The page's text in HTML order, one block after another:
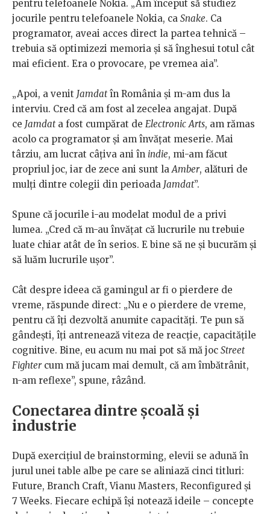
pentru telefoanele Nokia. „Am început să studiez
jocurile pentru telefoanele Nokia, ca Snake. Ca
programator, aveai acces direct la partea tehnică –
trebuia să optimizezi memoria și să înghesui totul cât
mai eficient. Era o provocare, pe vremea aia”.
„Apoi, a venit Jamdatîn România și m-am dus la
interviu. Cred că am fost al zecelea angajat. După
ce Jamdata fost cumpărat de Electronic Arts, am rămas
acolo ca programator și am învățat meserie. Mai
târziu, am lucrat câțiva ani în indie, mi-am făcut
propriul joc, iar de zece ani sunt laAmber, alături de
mulți dintre colegii din perioada Jamdat”.
Spune că jocurile i-au modelat modul de a privi
lumea. „Cred că m-au învățat că lucrurile nu trebuie
luate chiar atât de în serios. E bine să ne și bucurăm și
să luăm lucrurile ușor”.
Cât despre ideea că gamingul ar fi o pierdere de
vreme, răspunde direct: „Nu e o pierdere de vreme,
pentru că îți dezvoltă anumite capacități. Te pun să
gândești, îți antrenează viteza de reacție, capacitățile
cognitive. Bine, eu acum nu mai pot să mă joc Street
Fightercum mă jucam mai demult, că am îmbătrânit,
n-am reflexe”, spune, râzând.
Conectarea dintre școală și
industrie
După exercițiul de brainstorming, elevii se adună în
jurul unei table albe pe care se aliniază cinci titluri:
Future, Branch Craft, Vianu Masters, Reconfigured și
7 Weeks. Fiecare echipă își notează ideile – concepte